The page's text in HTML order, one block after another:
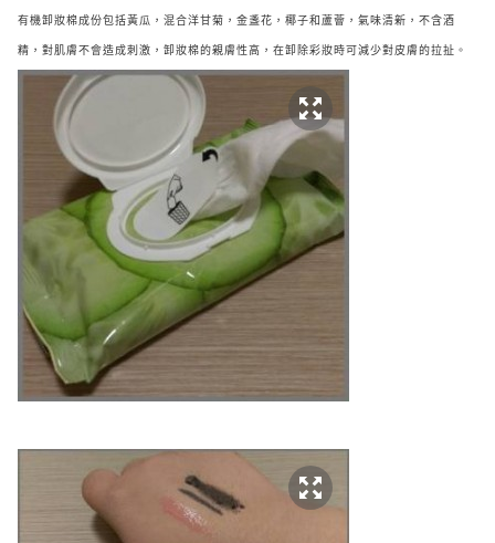
有機卸妝棉成份包括黃瓜，混合洋甘菊，金盞花，椰子和蘆薈，氣味清新，不含酒
精，對肌膚不會造成刺激，卸妝棉的親膚性高，在卸除彩妝時可減少對皮膚的拉扯。